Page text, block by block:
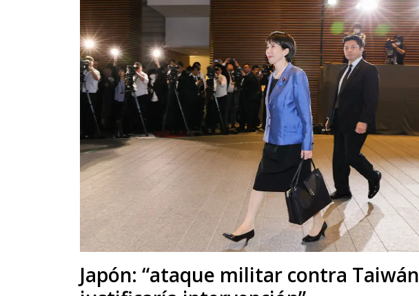
Japón: “ataque militar contra Taiwán